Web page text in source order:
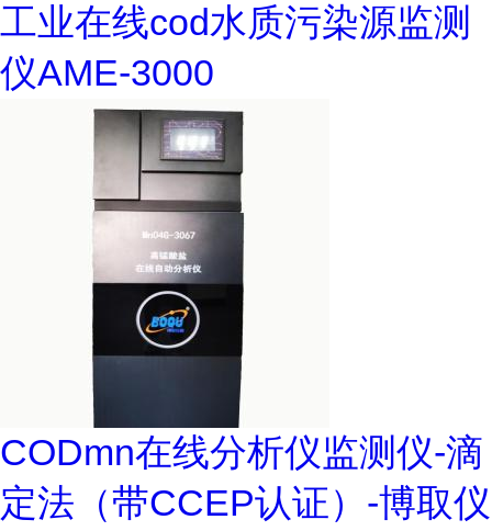
工业在线cod水质污染源监测
仪AME-3000
CODmn在线分析仪监测仪-滴
定法（带CCEP认证）-博取仪